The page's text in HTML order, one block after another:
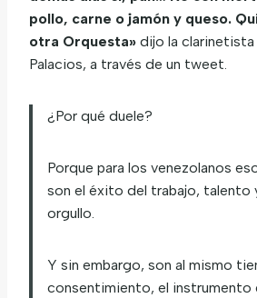
pollo, carne o jamón y queso.
otra Orquesta» dijo la clarinetista
Palacios, a través de un tweet.
¿Por qué duele?
Porque para los venezolanos
son el éxito del trabajo, talento
orgullo.
Y sin embargo, son al mismo
consentimiento, el instrumento